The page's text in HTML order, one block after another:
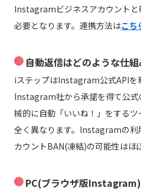
Instagramビジネスアカウント
必要となります。連携方法はこち
自動返信はどのような仕
iステップはInstagram公式APIを
Instagram社から承諾を得て公式
械的に自動「いいね！」をする
全く異なります。Instagramの利
カウントBAN(凍結)の可能性はほ
PC(ブラウザ版